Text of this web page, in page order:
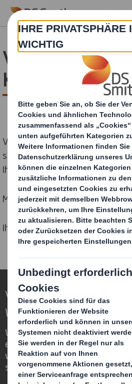
Skip to main content
Vielen Dank
Vielen Dank für Ihre Anfrage.
schnellstmöglich bearbeiten und
Ihnen in Verbindung setzen.
Mit freundlichen Grüßen
Ihr DS Smith Team
Verpackungen für eine
Welt neu definieren
Wir sind anders, weil wir die
erkennen, dass Verpackungen
wichtige Rolle in der Welt um
spielen können.